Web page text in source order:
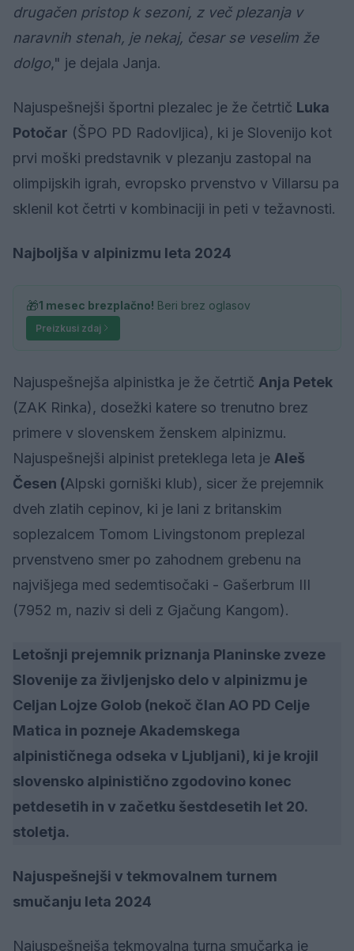
drugačen pristop k sezoni, z več plezanja v
naravnih stenah, je nekaj, česar se veselim že
dolgo," je dejala Janja.
Najuspešnejši športni plezalec je že četrtič Luka
Potočar (ŠPO PD Radovljica), ki je Slovenijo kot
prvi moški predstavnik v plezanju zastopal na
olimpijskih igrah, evropsko prvenstvo v Villarsu pa
sklenil kot četrti v kombinaciji in peti v težavnosti.
Najboljša v alpinizmu leta 2024
🎁1 mesec brezplačno! Beri brez oglasov
Preizkusi zdaj
Najuspešnejša alpinistka je že četrtič Anja Petek
(ZAK Rinka), dosežki katere so trenutno brez
primere v slovenskem ženskem alpinizmu.
Najuspešnejši alpinist preteklega leta je Aleš
Česen (Alpski gorniški klub), sicer že prejemnik
dveh zlatih cepinov, ki je lani z britanskim
soplezalcem Tomom Livingstonom preplezal
prvenstveno smer po zahodnem grebenu na
najvišjega med sedemtisočaki - Gašerbrum III
(7952 m, naziv si deli z Gjačung Kangom).
Letošnji prejemnik priznanja Planinske zveze
Slovenije za življenjsko delo v alpinizmu je
Celjan Lojze Golob (nekoč član AO PD Celje
Matica in pozneje Akademskega
alpinističnega odseka v Ljubljani), ki je krojil
slovensko alpinistično zgodovino konec
petdesetih in v začetku šestdesetih let 20.
stoletja.
Najuspešnejši v tekmovalnem turnem
smučanju leta 2024
Najuspešnejša tekmovalna turna smučarka je